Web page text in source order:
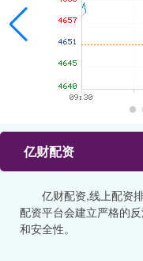
亿财配资
亿财配资,线上配资
配资平台会建立严格的
和安全性。